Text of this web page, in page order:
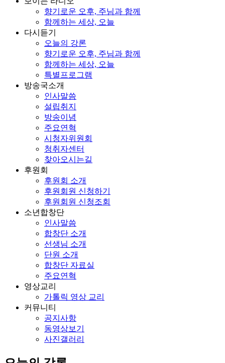
향기로운 오후, 주님과 함께
함께하는 세상, 오늘
다시듣기
오늘의 강론
향기로운 오후, 주님과 함께
함께하는 세상, 오늘
특별프로그램
방송국소개
인사말씀
설립취지
방송이념
주요연혁
시청자위원회
청취자센터
찾아오시는길
후원회
후원회 소개
후원회원 신청하기
후원회원 신청조회
소년합창단
인사말씀
합창단 소개
선생님 소개
단원 소개
합창단 자료실
주요연혁
영상교리
가톨릭 영상 교리
커뮤니티
공지사항
동영상보기
사진갤러리